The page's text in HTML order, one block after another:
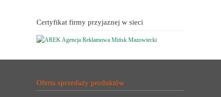
Certyfikat firmy przyjaznej w sieci
Oferta sprzedaży produktów